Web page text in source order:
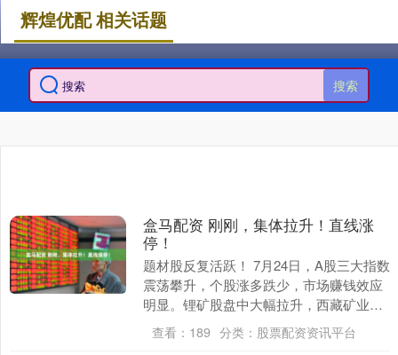
搜索
辉煌优配 相关话题
盒马配资 刚刚，集体拉升！直线涨
停！
题材股反复活跃！ 7月24日，A股三大指数
震荡攀升，个股涨多跌少，市场赚钱效应
明显。锂矿股盘中大幅拉升，西藏矿业、
永杉锂业等多股涨停，赣锋锂业、融捷股
份等纷纷跟....
查看： 189 分类： 股票配资资讯平台